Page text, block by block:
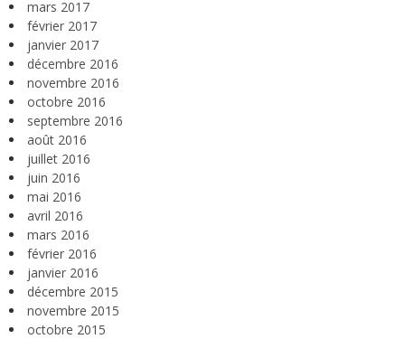
mars 2017
février 2017
janvier 2017
décembre 2016
novembre 2016
octobre 2016
septembre 2016
août 2016
juillet 2016
juin 2016
mai 2016
avril 2016
mars 2016
février 2016
janvier 2016
décembre 2015
novembre 2015
octobre 2015